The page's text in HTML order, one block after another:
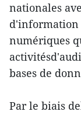
nationales
d'information
numériques
bases de
Par le biais